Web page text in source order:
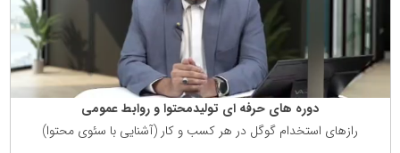
دوره های حرفه ای تولیدمحتوا و روابط عمومی
رازهای استخدام گوگل در هر كسب و كار (آشنایی با سئوی محتوا)